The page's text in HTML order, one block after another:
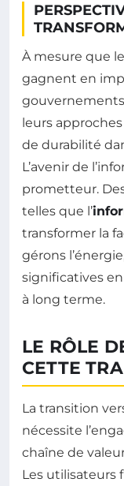
À mesure que
gagnent en
leurs
de durabilité
L’avenir de
prometteur.
telles que l’
transformer la
gérons
significatives
à long terme.
LE RÔLE
CETTE
La transition
nécessite
chaîne de
Les utilisateurs